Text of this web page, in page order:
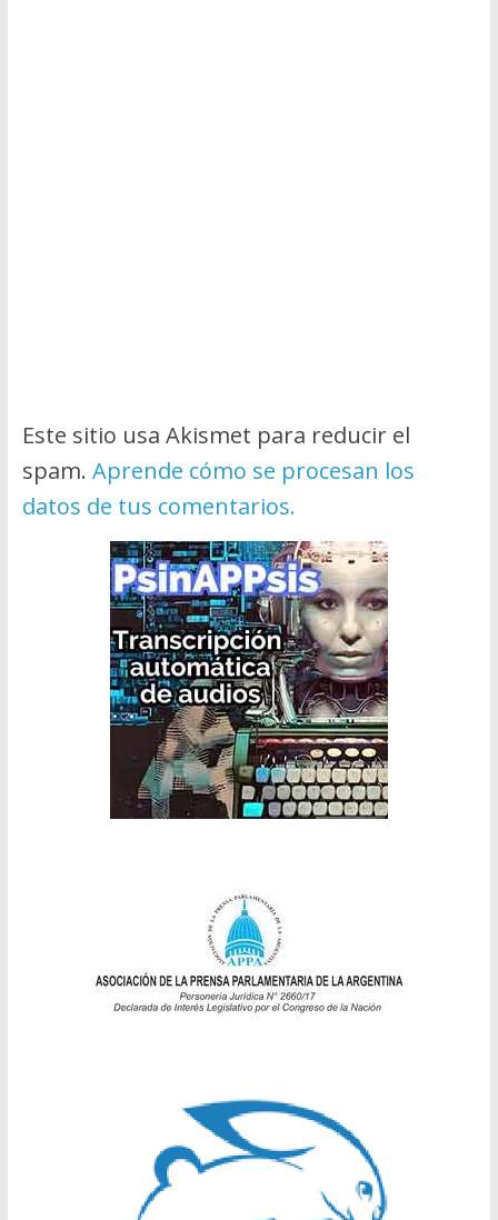
Este sitio usa Akismet para reducir el
spam. Aprende cómo se procesan los
datos de tus comentarios.